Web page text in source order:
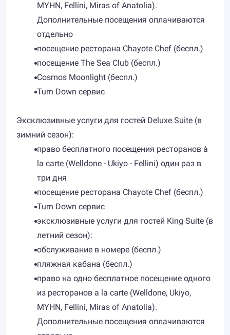
MYHN, Fellini, Miras of Anatolia).
Дополнительные посещения оплачиваются
отдельно
посещение ресторана Chayote Chef (беспл.)
посещение The Sea Club (беспл.)
Cosmos Moonlight (беспл.)
Turn Down сервис
Эксклюзивные услуги для гостей Deluxe Suite (в
зимний сезон):
право бесплатного посещения ресторанов à
la carte (Welldone - Ukiyo - Fellini) один раз в
три дня
посещение ресторана Chayote Chef (беспл.)
Turn Down сервис
эксклюзивные услуги для гостей King Suite (в
летний сезон):
обслуживание в номере (беспл.)
пляжная кабана (беспл.)
право на одно бесплатное посещение одного
из ресторанов a la carte (Welldone, Ukiyo,
MYHN, Fellini, Miras of Anatolia).
Дополнительные посещения оплачиваются